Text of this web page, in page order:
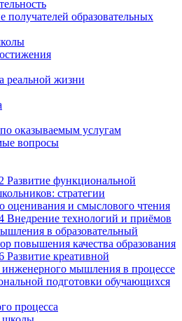
получателей образовательных
реальной жизни
оказываемым услугам
вопросы
Развитие функциональной
стратегии
и смыслового чтения
Внедрение технологий и приёмов
в образовательный
повышения качества образования
креативной
мышления в процессе
подготовки обучающихся
процесса